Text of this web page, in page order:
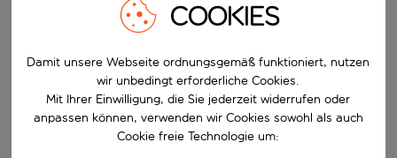
Flughafen wählen
Beginne mit der Eingabe für die automatische
Reiseziel wählen
Nach
Reisezeitraum wählen
Wann
COOKIES
Damit unsere Webseite ordnungsgemäß funktioniert, nutzen
wir unbedingt erforderliche Cookies.
Mit Ihrer Einwilligung, die Sie jederzeit widerrufen oder
anpassen können, verwenden wir Cookies sowohl als auch
Cookie freie Technologie um: